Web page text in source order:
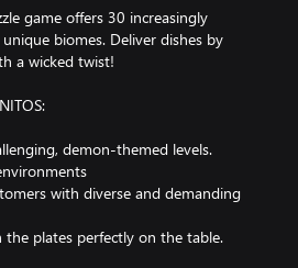
game offers 30 increasingly
biomes. Deliver dishes by
a wicked twist!
demon-themed levels.
with diverse and demanding
the plates perfectly on the table.